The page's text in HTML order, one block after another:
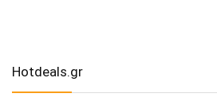
Hotdeals.gr